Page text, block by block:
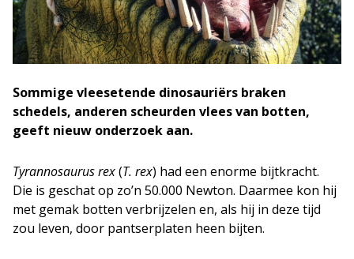
Sommige vleesetende dinosauriërs braken
schedels, anderen scheurden vlees van botten,
geeft nieuw onderzoek aan.
Tyrannosaurus rex(T. rex) had een enorme bijtkracht.
Die is geschat op zo’n 50.000 Newton. Daarmee kon hij
met gemak botten verbrijzelen en, als hij in deze tijd
zou leven, door pantserplaten heen bijten.